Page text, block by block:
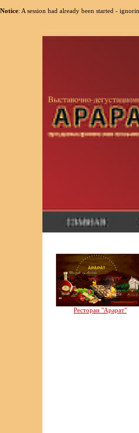
Notice: A session had already been started -
Ресторан "Арарат"